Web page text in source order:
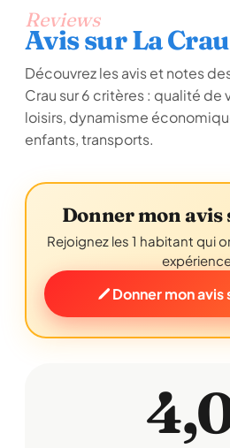
Reviews
Avis sur La Crau
Découvrez les avis et notes
Crau sur 6 critères : qualité de
loisirs, dynamisme
enfants, transports.
Donner mon avis
Rejoignez les 1 habitant qui
Donner mon avis